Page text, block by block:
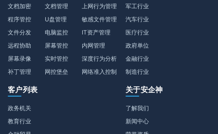
文档加密
程序管控
文件分发
远程协助
屏幕录像
补丁管理
文档管理
U盘管理
电脑监控
屏幕管控
实时管控
网控堡垒
上网行为管理
敏感文件管理
IT资产管理
内网管理
深度行为分析
网络准入控制
军工行业
汽车行业
医疗行业
政府单位
金融行业
制造行业
客户列表
政务机关
教育行业
关于安企神
了解我们
新闻中心